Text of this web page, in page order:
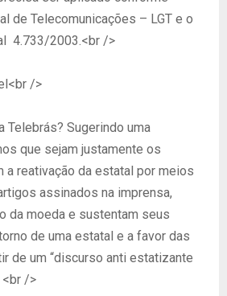
de Telecomunicações – LGT e o
4.733/2003.<br />
/>
Telebrás? Sugerindo uma
que sejam justamente os
a reativação da estatal por meios
assinados na imprensa,
da moeda e sustentam seus
de uma estatal e a favor das
de um “discurso anti estatizante
<br />